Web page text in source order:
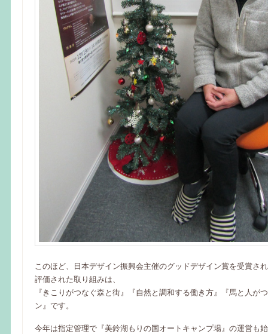
このほど、日本デザイン振興会主催のグッドデザイン賞を受賞さ
評価された取り組みは、
『きこりがつなぐ森と街』『自然と調和する働き方』『馬と人が
ン』です。
今年は指定管理で『美鈴湖もりの国オートキャンプ場』の運営も